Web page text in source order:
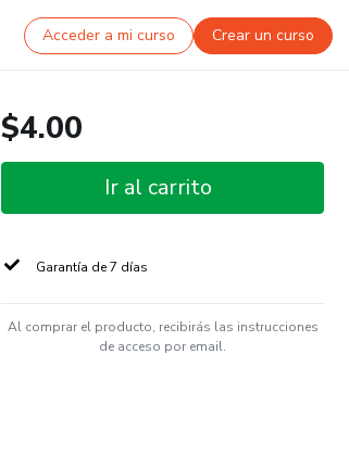
Acceder a mi curso Crear un curso
$4.00
Ir al carrito
Garantía de 7 días
Al comprar el producto, recibirás las instrucciones
de acceso por email.